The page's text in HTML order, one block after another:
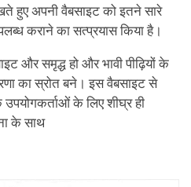
हुए अपनी वैबसाइट को इतने सारे
कराने का सत्प्रयास किया है।
और समृद्ध हो और भावी पीढ़ियों के
का स्रोत बने। इस वैबसाइट से
उपयोगकर्ताओं के लिए शीघ्र ही
के साथ